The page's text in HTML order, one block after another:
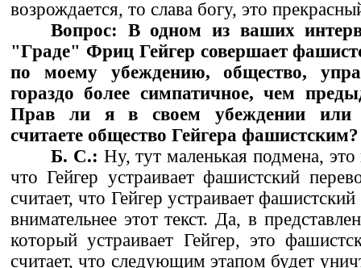
возрождается, то слава богу, это
Вопрос: В одном из ваших
"Граде" Фриц Гейгер совершает
по моему убеждению, общество,
гораздо более симпатичное, чем
Прав ли я в своем убеждении или
считаете общество Гейгера фашистским?
Б. С.: Ну, тут маленькая подмена,
что Гейгер устраивает фашистский
считает, что Гейгер устраивает
внимательнее этот текст. Да, в
который устраивает Гейгер, это
считает, что следующим этапом будет